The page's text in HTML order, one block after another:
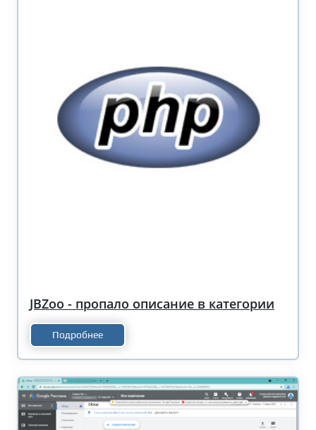
JBZoo - пропало описание в категории
Подробнее